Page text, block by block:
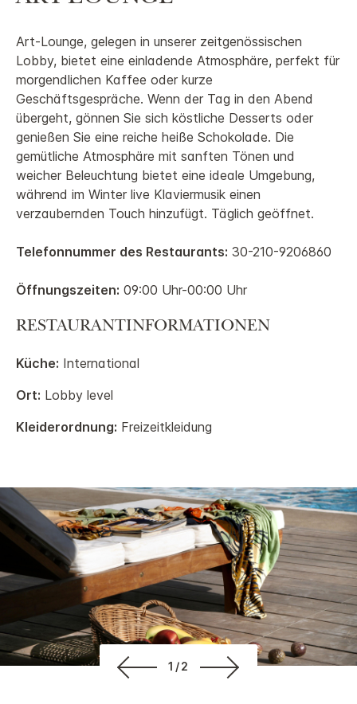
Art-Lounge, gelegen in unserer zeitgenössischen
Lobby, bietet eine einladende Atmosphäre, perfekt für
morgendlichen Kaffee oder kurze
Geschäftsgespräche. Wenn der Tag in den Abend
übergeht, gönnen Sie sich köstliche Desserts oder
genießen Sie eine reiche heiße Schokolade. Die
gemütliche Atmosphäre mit sanften Tönen und
weicher Beleuchtung bietet eine ideale Umgebung,
während im Winter live Klaviermusik einen
verzaubernden Touch hinzufügt. Täglich geöffnet.
Telefonnummer des Restaurants: 30-210-9206860
Öffnungszeiten: 09:00 Uhr-00:00 Uhr
RESTAURANTINFORMATIONEN
Küche: International
Ort: Lobby level
Kleiderordnung: Freizeitkleidung
1/2